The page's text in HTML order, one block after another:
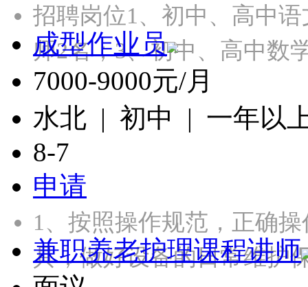
招聘岗位1、初中、高中
师2名；3、初中、高中
成型作业员
7000-9000元/月
水北 | 初中 | 一年以
8-7
申请
1、按照操作规范，正确
具，做好设备的日常维
兼职养老护理课程讲师